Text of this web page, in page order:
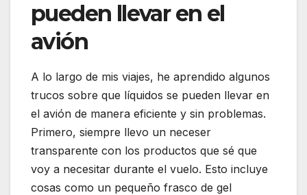
pueden llevar en el
avión
A lo largo de mis viajes, he aprendido algunos
trucos sobre que líquidos se pueden llevar en
el avión de manera eficiente y sin problemas.
Primero, siempre llevo un neceser
transparente con los productos que sé que
voy a necesitar durante el vuelo. Esto incluye
cosas como un pequeño frasco de gel